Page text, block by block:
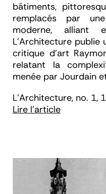
bâtiments,
remplacés par
moderne, alliant
L'Architecture publie
critique d’art
relatant la
menée par Jourdain
L'Architecture, no. 1,
Lire l'article